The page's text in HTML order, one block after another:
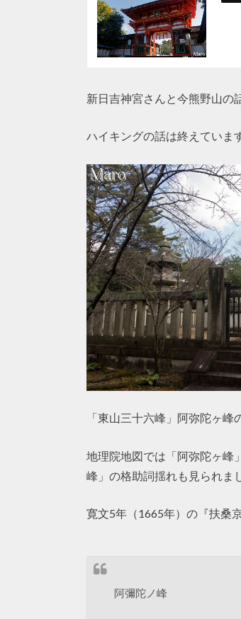
新日吉神宮さんと今熊野山の
ハイキングの話は終えていま
「東山三十六峰」阿弥陀ヶ峰
地理院地図では「阿弥陀ヶ峰
峰」の格助詞揺れも見られま
寛文5年（1665年）の『扶桑
阿彌陀ノ峰